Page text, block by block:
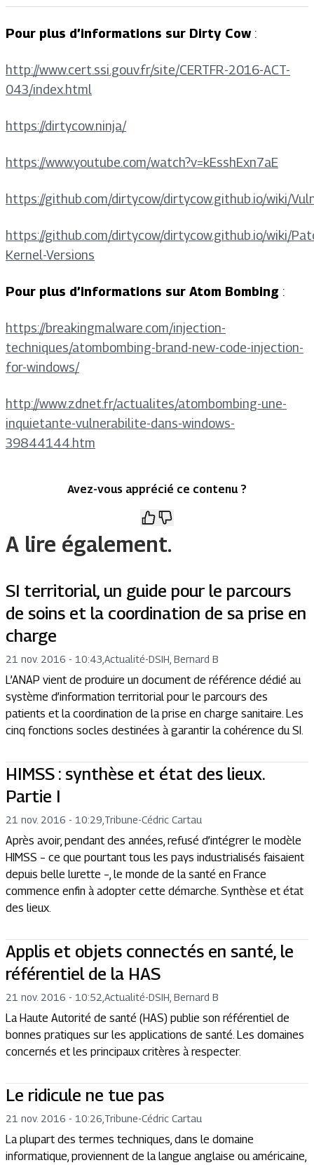
Pour plus d’informations sur Dirty Cow :
http://www.cert.ssi.gouv.fr/site/CERTFR-2016-ACT-
043/index.html
https://dirtycow.ninja/
https://www.youtube.com/watch?v=kEsshExn7aE
https://github.com/dirtycow/dirtycow.github.io/wiki/
https://github.com/dirtycow/dirtycow.github.io/wiki/
Kernel-Versions
Pour plus d’informations sur Atom Bombing :
https://breakingmalware.com/injection-
techniques/atombombing-brand-new-code-injection-
for-windows/
http://www.zdnet.fr/actualites/atombombing-une-
inquietante-vulnerabilite-dans-windows-
39844144.htm
Avez-vous apprécié ce contenu ?
A lire également.
SI territorial, un guide pour le parcours
de soins et la coordination de sa prise en
charge
21 nov. 2016 - 10:43 Actualité-DSIH, Bernard B
L’ANAP vient de produire un document de référence dédié au
système d’information territorial pour le parcours des
patients et la coordination de la prise en charge sanitaire. Les
cinq fonctions socles destinées à garantir la cohérence du SI.
HIMSS : synthèse et état des lieux.
Partie I
21 nov. 2016 - 10:29 Tribune-Cédric Cartau
Après avoir, pendant des années, refusé d’intégrer le modèle
HIMSS – ce que pourtant tous les pays industrialisés faisaient
depuis belle lurette –, le monde de la santé en France
commence enfin à adopter cette démarche. Synthèse et état
des lieux.
Applis et objets connectés en santé, le
référentiel de la HAS
21 nov. 2016 - 10:52 Actualité-DSIH, Bernard B
La Haute Autorité de santé (HAS) publie son référentiel de
bonnes pratiques sur les applications de santé. Les domaines
concernés et les principaux critères à respecter.
Le ridicule ne tue pas
21 nov. 2016 - 10:26 Tribune-Cédric Cartau
La plupart des termes techniques, dans le domaine
informatique, proviennent de la langue anglaise ou américaine,